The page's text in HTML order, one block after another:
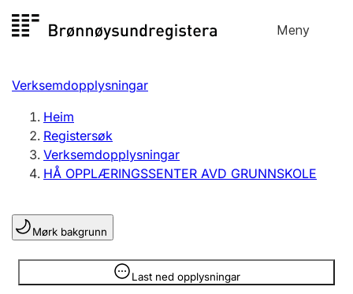
til
Meny
Registersøk
Aksjeselskap
Enkeltpersonføretak
Registrere, endre, slette
Lag og foreining
Registrere, endre, slette
Verksemdopplysningar
Heim
Registersøk
Verksemdopplysningar
HÅ OPPLÆRINGSSENTER AVD GRUNNSKOLE
Mørk bakgrunn
Last ned opplysningar
Opplysninger er skjult